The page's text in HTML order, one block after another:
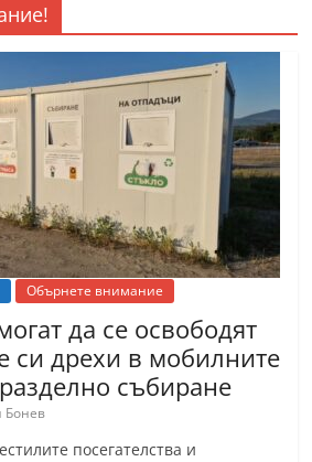
Обърнете внимание
да се освободят
си дрехи в мобилните
събиране
Бонев
посегателства и